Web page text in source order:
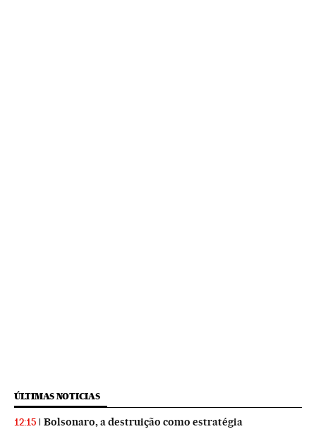
ÚLTIMAS NOTICIAS
12:15 Bolsonaro, a destruição como estratégia